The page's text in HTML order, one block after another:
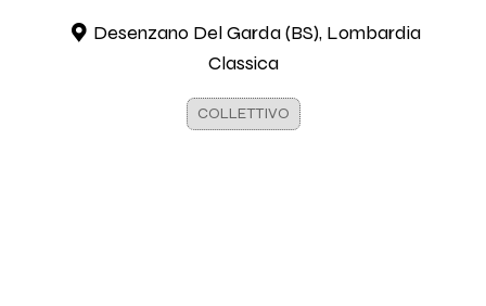
Desenzano Del Garda (BS), Lombardia
Classica
COLLETTIVO